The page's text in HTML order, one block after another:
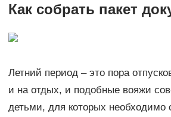
Как собрать пакет
Летний период – это пора
и на отдых, и подобные вояжи
детьми, для которых необходимо